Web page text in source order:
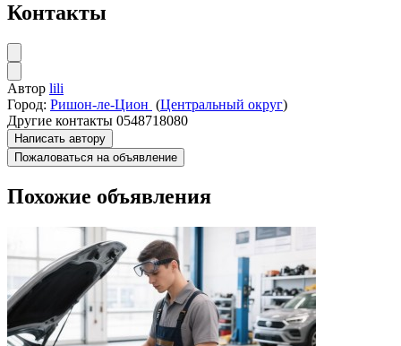
Контакты
Автор lili
Город: Ришон-ле-Цион (Центральный округ)
Другие контакты 0548718080
Написать автору
Пожаловаться на объявление
Похожие объявления